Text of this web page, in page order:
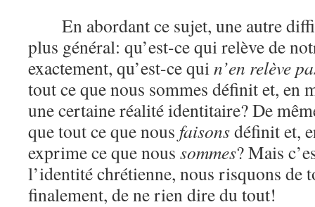
En abordant ce sujet, une autre
plus général: qu’est-ce qui relève de
exactement, qu’est-ce quin’en relève
tout ce que nous sommes définit et, en
une certaine réalité identitaire? De
que tout ce que nous faisonsdéfinit et,
exprime ce que nous sommes? Mais
l’identité chrétienne, nous risquons
finalement, de ne rien dire du tout!